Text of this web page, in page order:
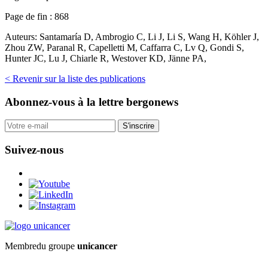
Page de fin : 868
Auteurs: Santamaría D, Ambrogio C, Li J, Li S, Wang H, Köhler J,
Zhou ZW, Paranal R, Capelletti M, Caffarra C, Lv Q, Gondi S,
Hunter JC, Lu J, Chiarle R, Westover KD, Jänne PA,
< Revenir sur la liste des publications
Abonnez-vous à la lettre bergonews
S'inscrire
Suivez-nous
Membredu groupe unicancer